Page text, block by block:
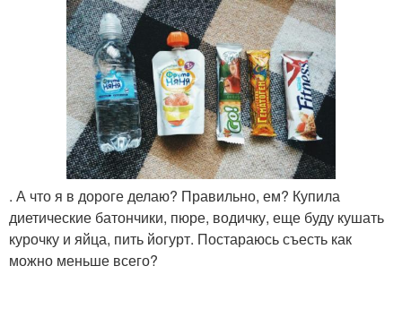
. А что я в дороге делаю? Правильно, ем? Купила
диетические батончики, пюре, водичку, еще буду кушать
курочку и яйца, пить йогурт. Постараюсь съесть как
можно меньше всего?